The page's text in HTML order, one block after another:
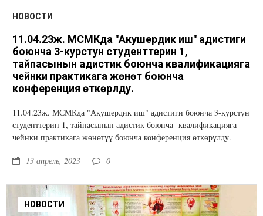
НОВОСТИ
11.04.23ж. МСМКда "Акушердик иш" адистиги
боюнча 3-курстун студенттерин 1,
тайпасынын адистик боюнча квалификацияга
чейнки практикага жөнөтүү боюнча
конференция өткөрүлду.
11.04.23ж. МСМКда "Акушердик иш" адистиги боюнча 3-курстун
студенттерин 1, тайпасынын адистик боюнча квалификацияга
чейнки практикага жөнөтүү боюнча конференция өткөрүлду.
13 апрель, 2023 0
НОВОСТИ